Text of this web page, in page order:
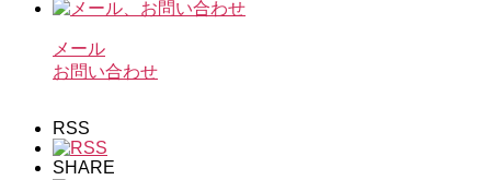
メール
お問い合わせ
RSS
SHARE